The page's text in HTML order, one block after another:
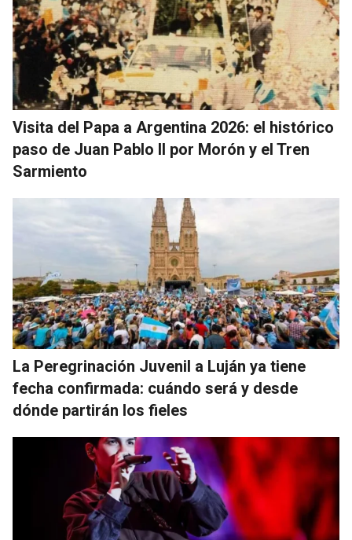
Visita del Papa a Argentina 2026: el histórico
paso de Juan Pablo II por Morón y el Tren
Sarmiento
La Peregrinación Juvenil a Luján ya tiene
fecha confirmada: cuándo será y desde
dónde partirán los fieles